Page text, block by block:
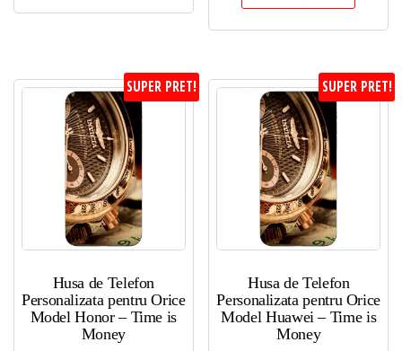
SUPER PRET!
Husa de Telefon
Personalizata pentru Orice
Model Honor – Time is
Money
SUPER PRET!
Husa de Telefon
Personalizata pentru Orice
Model Huawei – Time is
Money